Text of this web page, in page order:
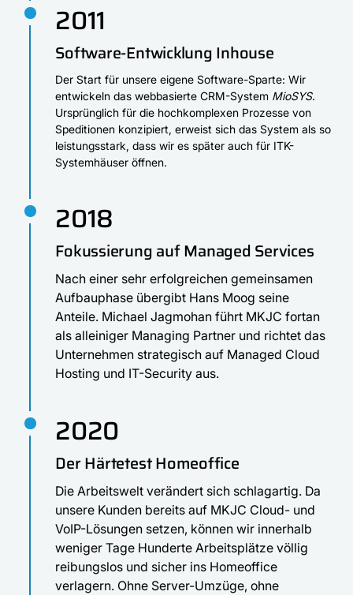
2011
Software-Entwicklung Inhouse
Der Start für unsere eigene Software-Sparte: Wir
entwickeln das webbasierte CRM-System MioSYS.
Ursprünglich für die hochkomplexen Prozesse von
Speditionen konzipiert, erweist sich das System als so
leistungsstark, dass wir es später auch für ITK-
Systemhäuser öffnen.
2018
Fokussierung auf Managed Services
Nach einer sehr erfolgreichen gemeinsamen
Aufbauphase übergibt Hans Moog seine
Anteile. Michael Jagmohan führt MKJC fortan
als alleiniger Managing Partner und richtet das
Unternehmen strategisch auf Managed Cloud
Hosting und IT-Security aus.
2020
Der Härtetest Homeoffice
Die Arbeitswelt verändert sich schlagartig. Da
unsere Kunden bereits auf MKJC Cloud- und
VoIP-Lösungen setzen, können wir innerhalb
weniger Tage Hunderte Arbeitsplätze völlig
reibungslos und sicher ins Homeoffice
verlagern. Ohne Server-Umzüge, ohne